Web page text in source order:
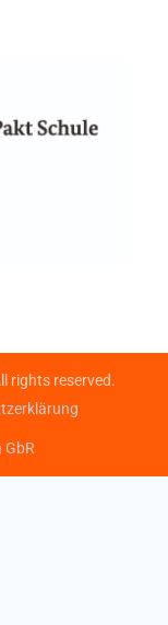
rights reserved.
GbR